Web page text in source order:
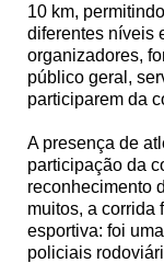
10 km,
diferentes níveis
organizadores,
público geral,
participarem da
A presença de
participação da
reconhecimento
muitos, a corrida
esportiva: foi
policiais